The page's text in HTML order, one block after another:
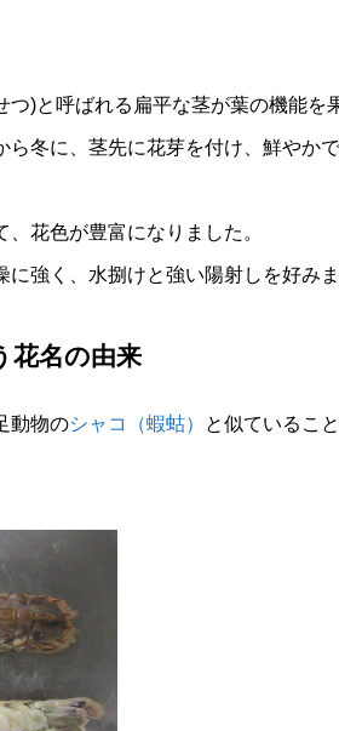
)と呼ばれる扁平な茎が葉の機能を
冬に、茎先に花芽を付け、鮮やか
花色が豊富になりました。
強く、水捌けと強い陽射しを好み
花名の由来
動物のシャコ（蝦蛄） と似ているこ